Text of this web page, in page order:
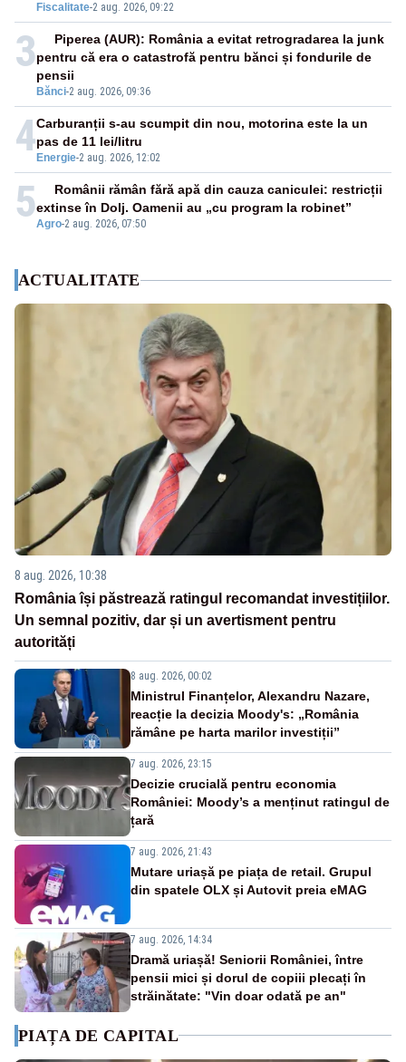
Fiscalitate-2 aug. 2026, 09:22
3
Bănci-2 aug. 2026, 09:36
Piperea (AUR): România a evitat retrogradarea la junk
pentru că era o catastrofă pentru bănci și fondurile de
pensii
4 Energie-2 aug. 2026, 12:02
Carburanții s-au scumpit din nou, motorina este la un
pas de 11 lei/litru
5Agro-2 aug. 2026, 07:50
Românii rămân fără apă din cauza caniculei: restricții
extinse în Dolj. Oamenii au „cu program la robinet”
ACTUALITATE
8 aug. 2026, 10:38
România își păstrează ratingul recomandat investițiilor.
Un semnal pozitiv, dar și un avertisment pentru
autorități
8 aug. 2026, 00:02
Ministrul Finanțelor, Alexandru Nazare,
reacție la decizia Moody's: „România
rămâne pe harta marilor investiții”
7 aug. 2026, 23:15
Decizie crucială pentru economia
României: Moody’s a menținut ratingul de
țară
7 aug. 2026, 21:43
Mutare uriașă pe piața de retail. Grupul
din spatele OLX și Autovit preia eMAG
7 aug. 2026, 14:34
Dramă uriașă! Seniorii României, între
pensii mici și dorul de copiii plecați în
străinătate: "Vin doar odată pe an"
PIAȚA DE CAPITAL